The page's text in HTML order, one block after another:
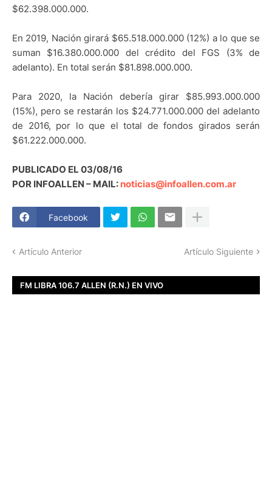
$62.398.000.000.
En 2019, Nación girará $65.518.000.000 (12%) a lo que se
suman $16.380.000.000 del crédito del FGS (3% de
adelanto). En total serán $81.898.000.000.
Para 2020, la Nación debería girar $85.993.000.000
(15%), pero se restarán los $24.771.000.000 del adelanto
de 2016, por lo que el total de fondos girados serán
$61.222.000.000.
PUBLICADO EL 03/08/16
POR INFOALLEN – MAIL: noticias@infoallen.com.ar
Facebook
Artículo Anterior Artículo Siguiente
FM LIBRA 106.7 ALLEN (R.N.) EN VIVO